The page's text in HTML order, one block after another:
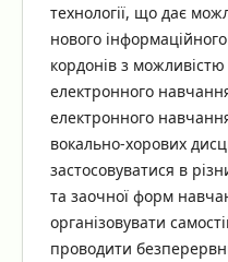
технології, що дає
нового
кордонів з
електронного
електронного
вокально-хорових
застосовуватися в
та заочної форм
організовувати
проводити